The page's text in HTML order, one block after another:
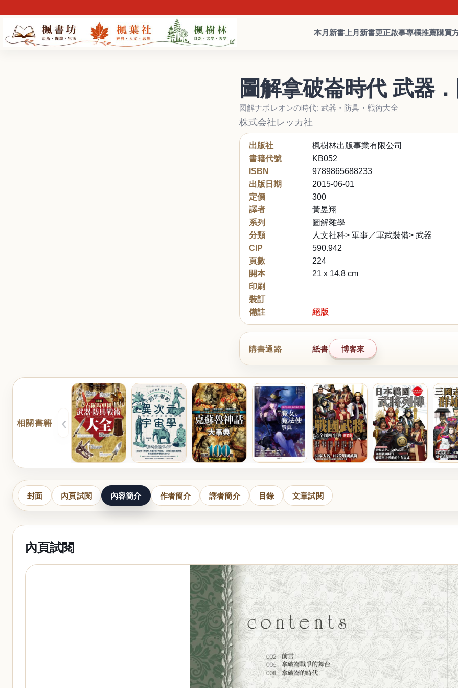
本月新書 上月新書更正啟事專欄推薦購買
圖解拿破崙時代 武器
図解ナポレオンの時代: 武器・防具・戦術大全
株式会社レッカ社
出版社
楓樹林出版事業有限公司
書籍代號
KB052
ISBN
9789865688233
出版日期
2015-06-01
定價
300
譯者
黃昱翔
系列
圖解雜學
分類
人文社科> 軍事／軍武裝備> 武器
CIP
590.942
頁數
224
開本
21 x 14.8 cm
印刷
裝訂
備註
絕版
購書通路 紙書 博客來
相關書籍 ‹
封面 內頁試閱 內容簡介 作者簡介 譯者簡介 目錄 文章試閱
內頁試閱